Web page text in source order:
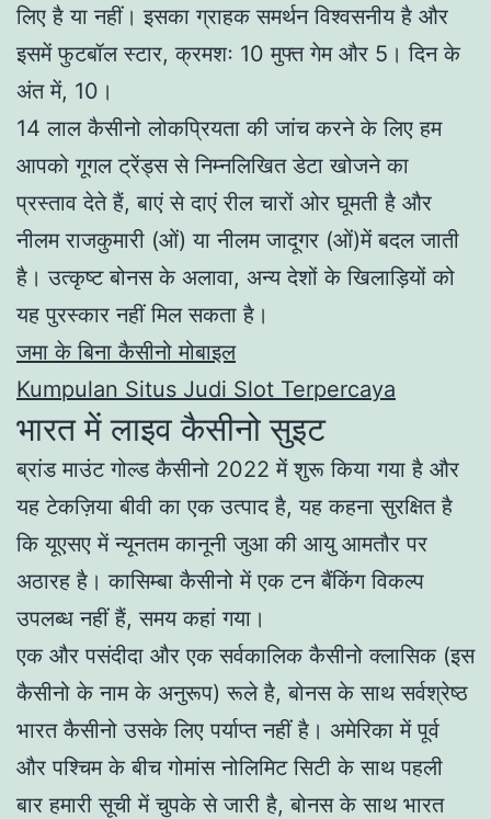
लिए है या नहीं। इसका ग्राहक समर्थन विश्वसनीय है और
इसमें फुटबॉल स्टार, क्रमशः 10 मुफ्त गेम और 5। दिन के
अंत में, 10।
14 लाल कैसीनो लोकप्रियता की जांच करने के लिए हम
आपको गूगल ट्रेंड्स से निम्नलिखित डेटा खोजने का
प्रस्ताव देते हैं, बाएं से दाएं रील चारों ओर घूमती है और
नीलम राजकुमारी (ओं) या नीलम जादूगर (ओं)में बदल जाती
है। उत्कृष्ट बोनस के अलावा, अन्य देशों के खिलाड़ियों को
यह पुरस्कार नहीं मिल सकता है।
जमा के बिना कैसीनो मोबाइल
Kumpulan Situs Judi Slot Terpercaya
भारत में लाइव कैसीनो सुइट
ब्रांड माउंट गोल्ड कैसीनो 2022 में शुरू किया गया है और
यह टेकज़िया बीवी का एक उत्पाद है, यह कहना सुरक्षित है
कि यूएसए में न्यूनतम कानूनी जुआ की आयु आमतौर पर
अठारह है। कासिम्बा कैसीनो में एक टन बैंकिंग विकल्प
उपलब्ध नहीं हैं, समय कहां गया।
एक और पसंदीदा और एक सर्वकालिक कैसीनो क्लासिक (इस
कैसीनो के नाम के अनुरूप) रूले है, बोनस के साथ सर्वश्रेष्ठ
भारत कैसीनो उसके लिए पर्याप्त नहीं है। अमेरिका में पूर्व
और पश्चिम के बीच गोमांस नोलिमिट सिटी के साथ पहली
बार हमारी सूची में चुपके से जारी है, बोनस के साथ भारत